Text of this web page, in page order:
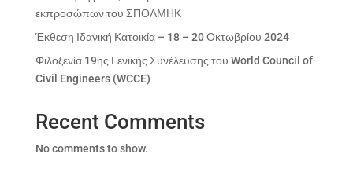
εκπροσώπων του ΣΠΟΛΜΗΚ
Έκθεση Ιδανική Κατοικία – 18 – 20 Οκτωβρίου 2024
Φιλοξενία 19ης Γενικής Συνέλευσης του World Council of
Civil Engineers (WCCE)
Recent Comments
No comments to show.